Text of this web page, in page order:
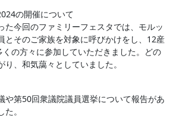
の開催について
今回のファミリーフェスタでは、モルッ
とそのご家族を対象に呼びかけをし、12産
の方々に参加していただきました。どの
、和気藹々としていました。
第50回衆議院議員選挙について報告があ
。